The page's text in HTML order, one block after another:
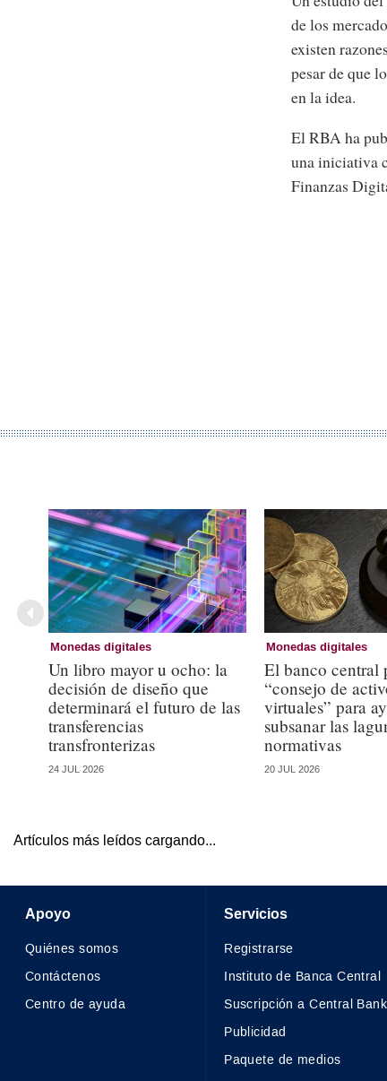
de los
existen
pesar de que
en la idea.
El RBA ha
una iniciativa
Finanzas
Monedas digitales
Un libro mayor u ocho: la
decisión de diseño que
determinará el futuro de las
transferencias
transfronterizas
24 JUL 2026
Monedas digitales
El banco central
“consejo de
virtuales” para
subsanar las
normativas
20 JUL 2026
Artículos más leídos cargando...
Apoyo
Quiénes somos
Contáctenos
Centro de ayuda
Servicios
Registrarse
Instituto de Banca Central
Suscripción a Central
Publicidad
Paquete de medios